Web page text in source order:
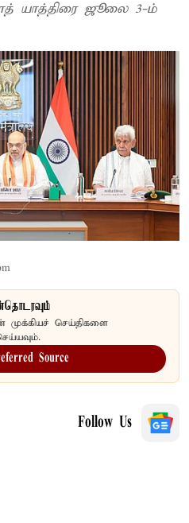
யாத்திரை ஜூலை 3-ம்
முக்கியச் செய்திகளை
Source
Follow Us